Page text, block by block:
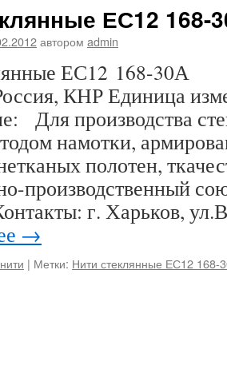
ЕС12 168-
автором admin
ЕС12 168-30А
КНР Единица
Для производства
намотки,
полотен,
производственный
г. Харьков,
→
| Метки: Нити стеклянные ЕС12 168-